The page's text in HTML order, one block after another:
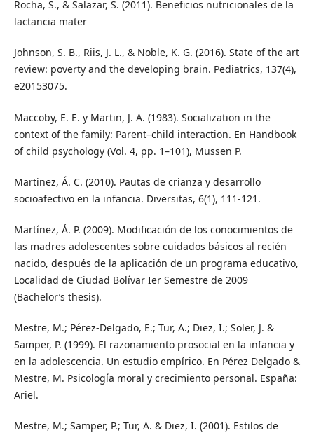
Rocha, S., & Salazar, S. (2011). Beneficios nutricionales de la
lactancia mater
Johnson, S. B., Riis, J. L., & Noble, K. G. (2016). State of the art
review: poverty and the developing brain. Pediatrics, 137(4),
e20153075.
Maccoby, E. E. y Martin, J. A. (1983). Socialization in the
context of the family: Parent–child interaction. En Handbook
of child psychology (Vol. 4, pp. 1–101), Mussen P.
Martinez, Á. C. (2010). Pautas de crianza y desarrollo
socioafectivo en la infancia. Diversitas, 6(1), 111-121.
Martínez, Á. P. (2009). Modificación de los conocimientos de
las madres adolescentes sobre cuidados básicos al recién
nacido, después de la aplicación de un programa educativo,
Localidad de Ciudad Bolívar Ier Semestre de 2009
(Bachelor’s thesis).
Mestre, M.; Pérez-Delgado, E.; Tur, A.; Diez, I.; Soler, J. &
Samper, P. (1999). El razonamiento prosocial en la infancia y
en la adolescencia. Un estudio empírico. En Pérez Delgado &
Mestre, M. Psicología moral y crecimiento personal. España:
Ariel.
Mestre, M.; Samper, P.; Tur, A. & Diez, I. (2001). Estilos de